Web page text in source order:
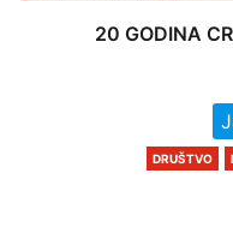
20 GODINA
DRUŠTVO